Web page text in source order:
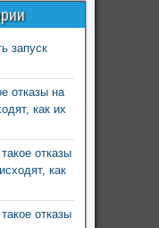
запуск
отказы на
как их
отказы
как
отказы